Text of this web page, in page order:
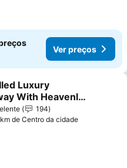
Ver preços
aos favoritos
Luxury
With Heavenly
Views
194
de Centro da cidade